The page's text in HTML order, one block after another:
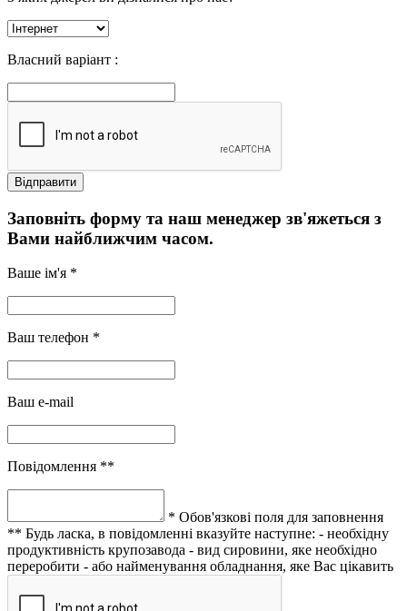
Власний варіант :
Заповніть форму та наш менеджер зв'яжеться з
Вами найближчим часом.
Ваше ім'я *
Ваш телефон *
Ваш e-mail
Повідомлення **
* Обов'язкові поля для заповнення
** Будь ласка, в повідомленні вказуйте наступне: - необхідну
продуктивність крупозавода - вид сировини, яке необхідно
переробити - або найменування обладнання, яке Вас цікавить